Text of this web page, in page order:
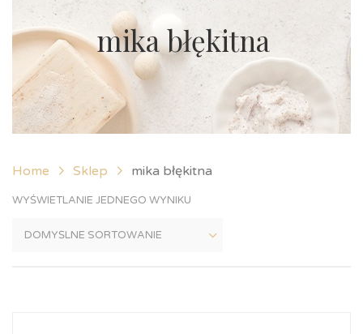
mika błękitna
Home Sklep mika błękitna
WYŚWIETLANIE JEDNEGO WYNIKU